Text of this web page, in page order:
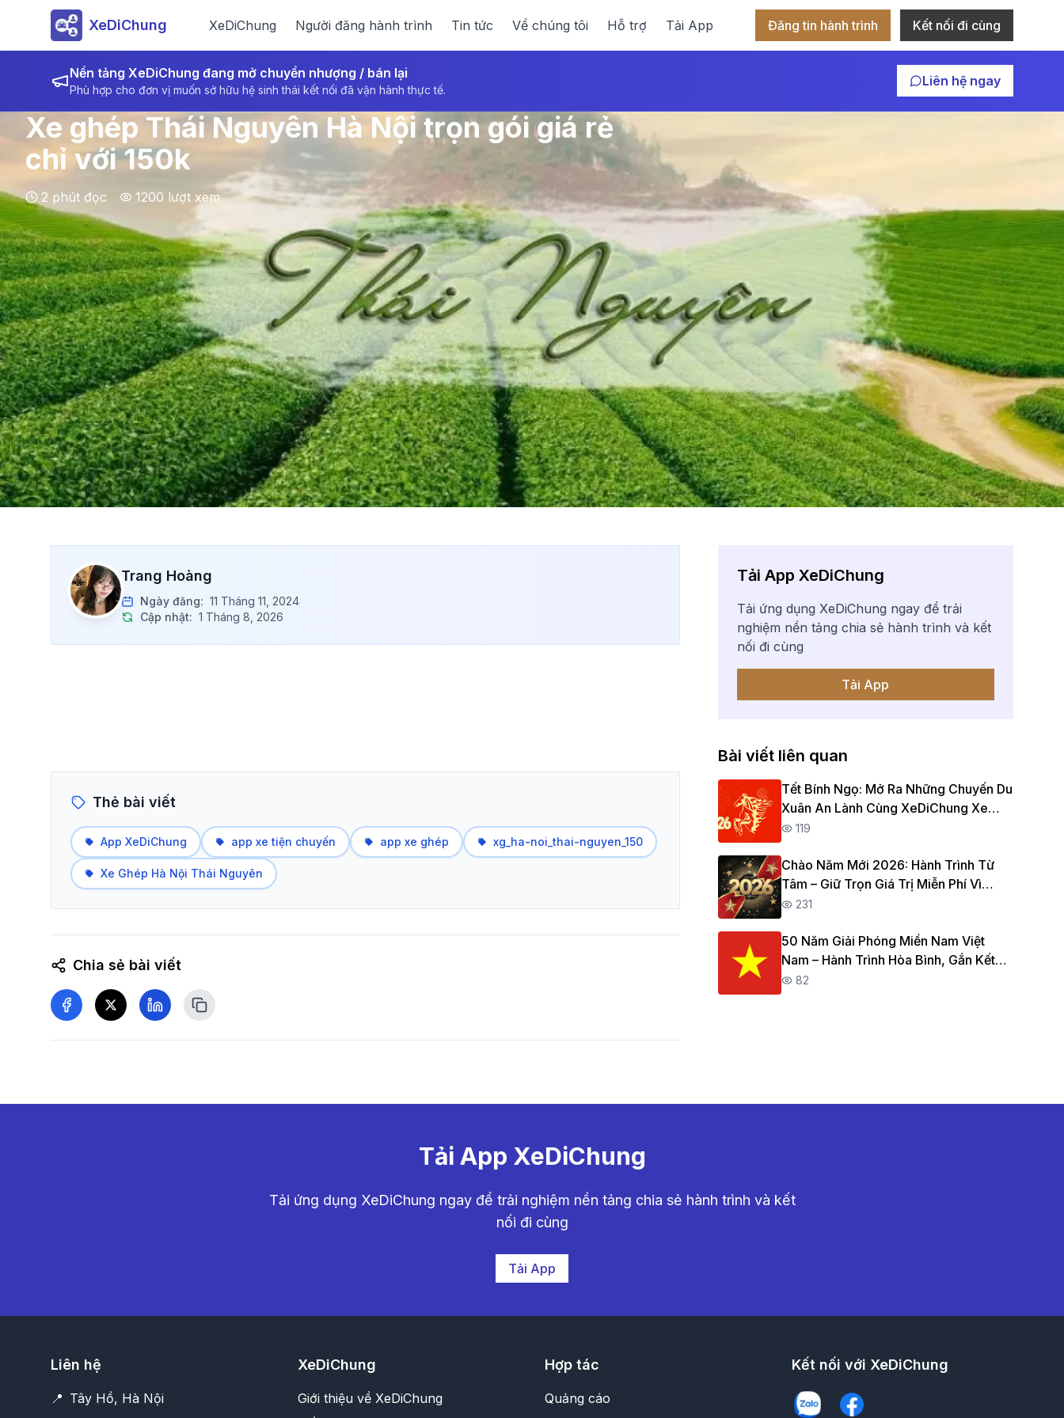
XeDiChung XeDiChung Người đăng hành trình Tin tức Về chúng tôi Hỗ trợ Tải App Đăng tin hành trình Kết nối đi cùng
Nền tảng XeDiChung đang mở chuyển nhượng / bán lại
Phù hợp cho đơn vị muốn sở hữu hệ sinh thái kết nối đã vận hành thực tế.
Liên hệ ngay
Xe ghép Thái Nguyên Hà Nội trọn gói giá rẻ
chỉ với 150k
2 phút đọc 1200 lượt xem
Trang Hoàng
Ngày đăng: 11 Tháng 11, 2024
Cập nhật: 1 Tháng 8, 2026
Thẻ bài viết
App XeDiChung app xe tiện chuyến app xe ghép xg_ha-noi_thai-nguyen_150
Xe Ghép Hà Nội Thái Nguyên
Chia sẻ bài viết
Tải App XeDiChung
Tải ứng dụng XeDiChung ngay để trải
nghiệm nền tảng chia sẻ hành trình và kết
nối đi cùng
Tải App
Bài viết liên quan
Tết Bính Ngọ: Mở Ra Những Chuyến Du
Xuân An Lành Cùng XeDiChung Xe
Ghép Xe Tiện Chuyến
119
Chào Năm Mới 2026: Hành Trình Từ
Tâm – Giữ Trọn Giá Trị Miễn Phí Vì
Cộng Đồng
231
50 Năm Giải Phóng Miền Nam Việt
Nam – Hành Trình Hòa Bình, Gắn Kết
Muôn Nẻo Đường
82
Tải App XeDiChung
Tải ứng dụng XeDiChung ngay để trải nghiệm nền tảng chia sẻ hành trình và kết
nối đi cùng
Tải App
Liên hệ
📍 Tây Hồ, Hà Nội
XeDiChung
Giới thiệu về XeDiChung
Hợp tác
Quảng cáo
Kết nối với XeDiChung